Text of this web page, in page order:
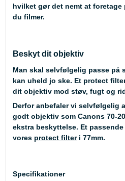
hvilket gør det nemt at
du filmer.
Beskyt dit objektiv
Man skal selvfølgelig passe på
kan uheld jo ske. Et protect
dit objektiv mod støv, fugt og
Derfor anbefaler vi selvfølgelig
godt objektiv som Canons 70-
ekstra beskyttelse. Et
vores protect filter i 77mm.
Specifikationer